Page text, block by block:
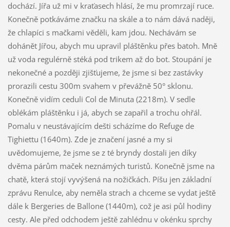
dochází. Jířa už mi v kraťasech hlásí, že mu promrzají ruce.
Konečně potkáváme značku na skále a to nám dává naději,
že chlapíci s mačkami věděli, kam jdou. Nechávám se
dohánět Jířou, abych mu upravil pláštěnku přes batoh. Mně
už voda regulérně stéká pod trikem až do bot. Stoupání je
nekonečné a později zjišťujeme, že jsme si bez zastávky
prorazili cestu 300m svahem v převážně 50° sklonu.
Konečně vidím ceduli Col de Minuta (2218m). V sedle
oblékám pláštěnku i já, abych se zapařil a trochu ohřál.
Pomalu v neustávajícím dešti scházíme do Refuge de
Tighiettu (1640m). Zde je značení jasné a my si
uvědomujeme, že jsme se z té bryndy dostali jen díky
dvěma párům maček neznámých turistů. Konečně jsme na
chatě, která stojí vyvýšená na nožičkách. Píšu jen základní
zprávu Renulce, aby neměla strach a chceme se vydat ještě
dále k Bergeries de Ballone (1440m), což je asi půl hodiny
cesty. Ale před odchodem ještě zahlédnu v okénku sprchy